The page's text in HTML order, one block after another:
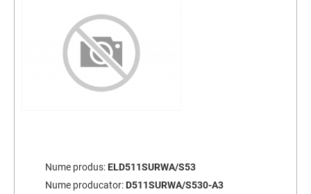
Nume produs: ELD511SURWA/S53
Nume producator: D511SURWA/S530-A3